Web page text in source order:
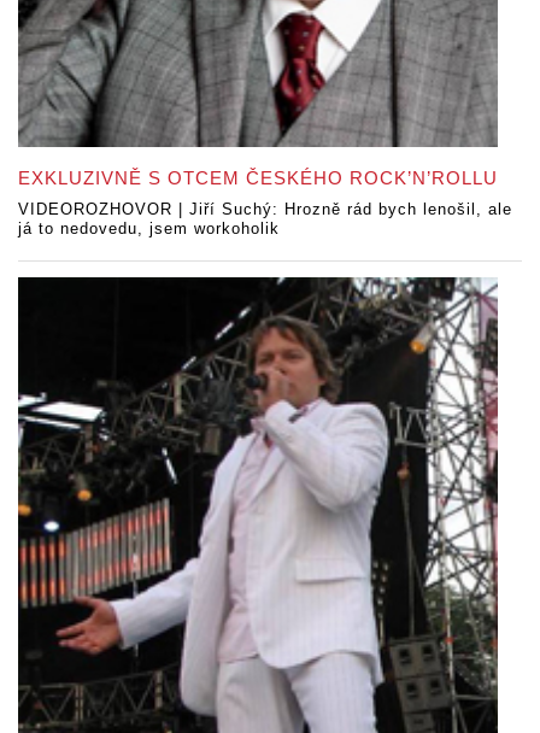
EXKLUZIVNĚ S OTCEM ČESKÉHO ROCK’N’ROLLU
VIDEOROZHOVOR | Jiří Suchý: Hrozně rád bych lenošil, ale
já to nedovedu, jsem workoholik